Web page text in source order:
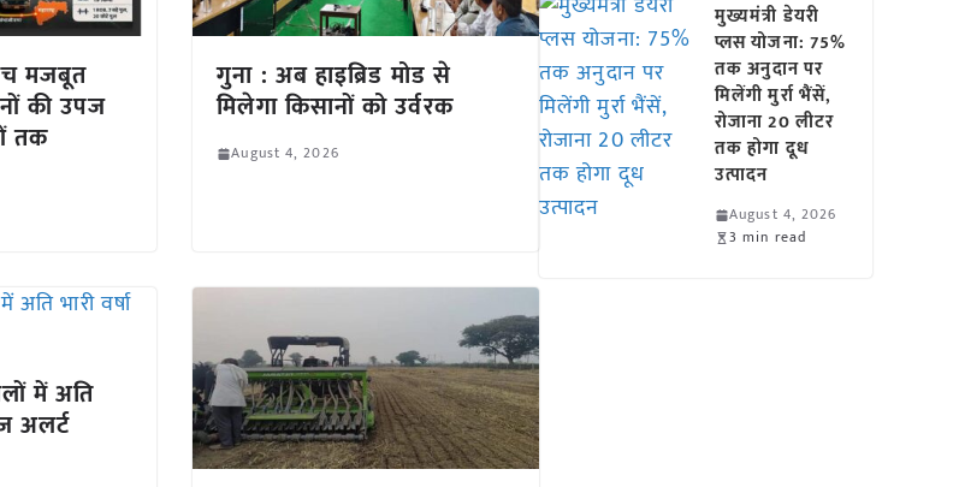
मजबूत
की उपज
तक
गुना : अब हाइब्रिड मोड से
मिलेगा किसानों को उर्वरक
August 4, 2026
में अति
अलर्ट
मुख्यमंत्री डेयरी
प्लस योजना: 75%
तक अनुदान पर
मिलेंगी मुर्रा भैंसें,
रोजाना 20 लीटर
तक होगा दूध
उत्पादन
August 4, 2026
3 min read